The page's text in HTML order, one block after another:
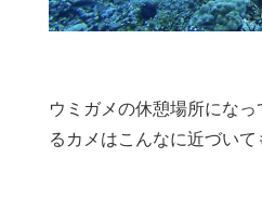
ウミガメの休憩場所にな
るカメはこんなに近づいて